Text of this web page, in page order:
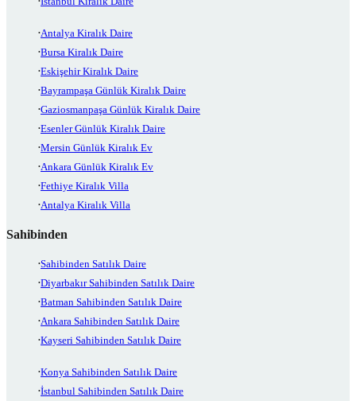
Antalya Kiralık Daire
Bursa Kiralık Daire
Eskişehir Kiralık Daire
Bayrampaşa Günlük Kiralık Daire
Gaziosmanpaşa Günlük Kiralık Daire
Esenler Günlük Kiralık Daire
Mersin Günlük Kiralık Ev
Ankara Günlük Kiralık Ev
Fethiye Kiralık Villa
Antalya Kiralık Villa
Sahibinden
Sahibinden Satılık Daire
Diyarbakır Sahibinden Satılık Daire
Batman Sahibinden Satılık Daire
Ankara Sahibinden Satılık Daire
Kayseri Sahibinden Satılık Daire
Konya Sahibinden Satılık Daire
İstanbul Sahibinden Satılık Daire